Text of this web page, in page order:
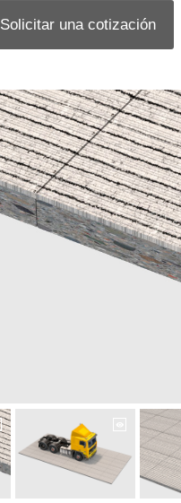
Solicitar una cotización